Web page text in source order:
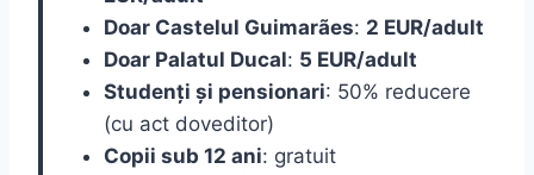
Doar Castelul Guimarães: 2 EUR/adult
Doar Palatul Ducal: 5 EUR/adult
Studenți și pensionari: 50% reducere
(cu act doveditor)
Copii sub 12 ani: gratuit